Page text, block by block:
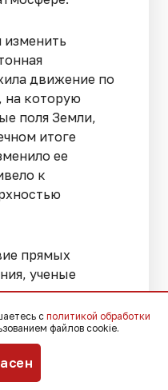
движение по
на которую
поля Земли,
итоге
ее
к
прямых
ученые
что
Луны.
кратера,
на месте
с политикой обработки
файлов cookie.